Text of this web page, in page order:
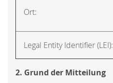
Ort:
Legal Entity Identifier (LEI):
2. Grund der Mitteilung